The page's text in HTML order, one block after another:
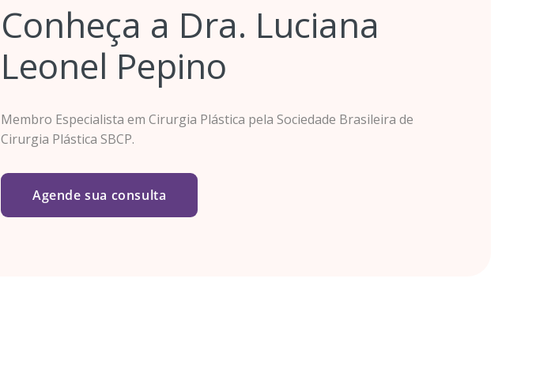
Conheça a Dra. Luciana
Leonel Pepino
Membro Especialista em Cirurgia Plástica pela Sociedade Brasileira de
Cirurgia Plástica SBCP.
Agende sua consulta